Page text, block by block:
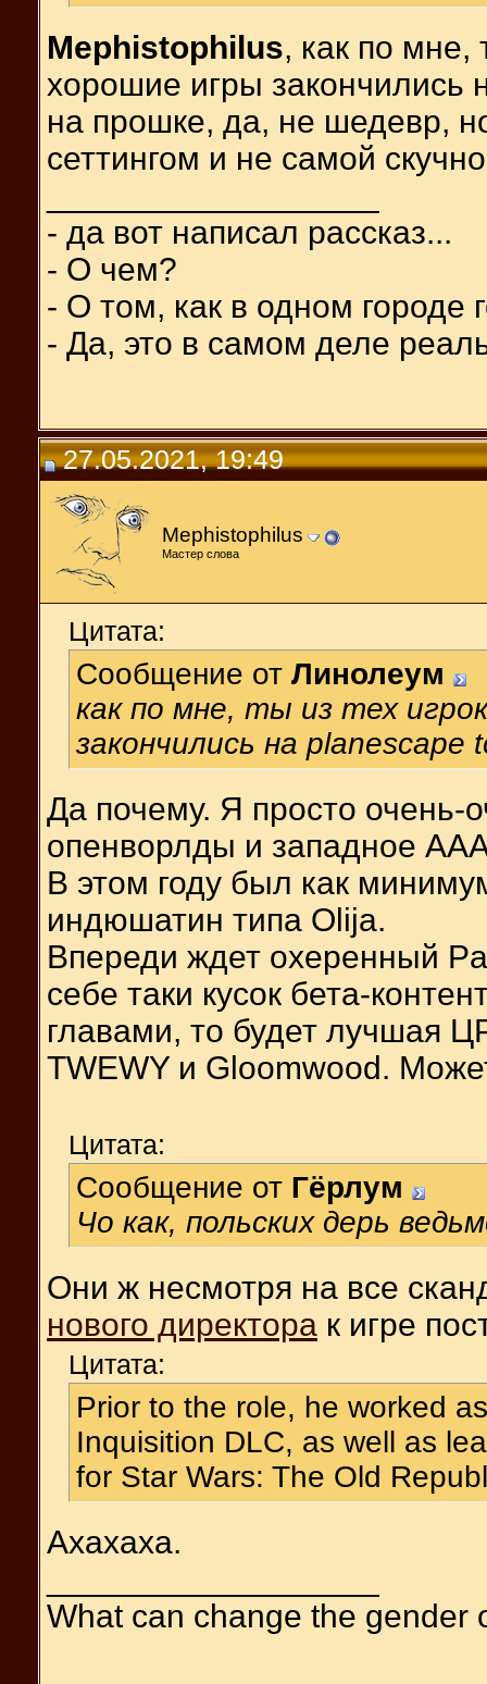
Mephistophilus, как по мне,
хорошие игры закончились
на прошке, да, не шедевр,
сеттингом и не самой
- да вот написал рассказ...
- О чем?
- О том, как в одном городе
- Да, это в самом деле
27.05.2021, 19:49
Mephistophilus
Мастер слова
Цитата:
Сообщение от Линолеум
как по мне, ты из тех
закончились на planescape
Да почему. Я просто
опенворлды и западное
В этом году был как
индюшатин типа Olija.
Впереди ждет охеренный
себе таки кусок бета-
главами, то будет лучшая
TWEWY и Gloomwood.
Цитата:
Сообщение от Гёрлум
Чо как, польских дерь
Они ж несмотря на все
нового директора к игре
Цитата:
Prior to the role, he worked
Inquisition DLC, as well as
for Star Wars: The Old
Ахахаха.
What can change the gender